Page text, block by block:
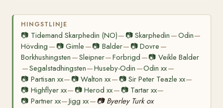
HINGSTLINJE
📷 Tidemand Skarphedin (NO)— 📷Skarphedin —Odin—
Hövding — 📷Gimle —📷 Balder— 📷Dovre —
Borkhushingsten —Sleipner—Forbrigd —📷 Veikle Balder
—Segalstadhingsten—Huseby-Odin —Odin xx—
📷 Partisan xx— 📷Walton xx— 📷 Sir Peter Teazle xx—
📷 Highflyer xx— 📷Herod xx— 📷 Tartar xx—
📷 Partner xx—Jigg xx—📷 Byerley Turk ox